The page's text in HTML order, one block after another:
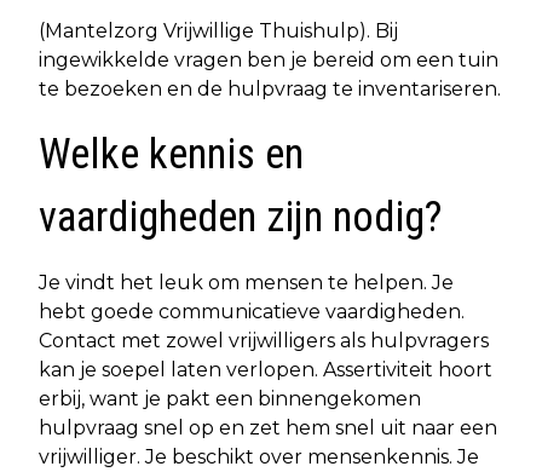
(Mantelzorg Vrijwillige Thuishulp). Bij
ingewikkelde vragen ben je bereid om een tuin
te bezoeken en de hulpvraag te inventariseren.
Welke kennis en
vaardigheden zijn nodig?
Je vindt het leuk om mensen te helpen. Je
hebt goede communicatieve vaardigheden.
Contact met zowel vrijwilligers als hulpvragers
kan je soepel laten verlopen. Assertiviteit hoort
erbij, want je pakt een binnengekomen
hulpvraag snel op en zet hem snel uit naar een
vrijwilliger. Je beschikt over mensenkennis. Je